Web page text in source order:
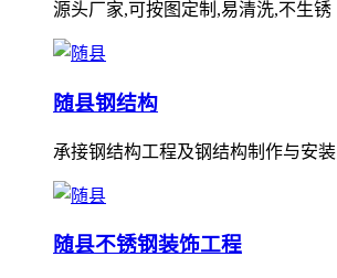
源头厂家,可按图定制,易清洗,不生锈
随县钢结构
承接钢结构工程及钢结构制作与安装
随县不锈钢装饰工程